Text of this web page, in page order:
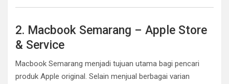
2. Macbook Semarang – Apple Store
& Service
Macbook Semarang menjadi tujuan utama bagi pencari
produk Apple original. Selain menjual berbagai varian